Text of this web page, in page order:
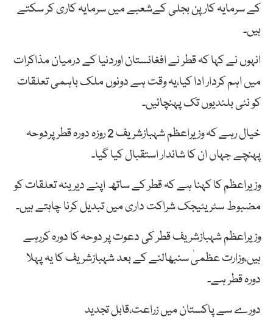
کے سرمایہ کارپن بجلی کےشعبے میں سرمایہ کاری کر سکتے
ہیں۔
انہوں نے کہا کہ قطر نے افغانستان اوردنیا کے درمیان مذاکرات
میں اہم کردار ادا کیا،یہ وقت ہے دونوں ملک باہمی تعلقات
کو نئی بلندیوں تک پہنچائیں۔
خیال رہے کہ وزیراعظم شہبازشریف 2 روزہ دورہ قطر پردوحہ
پہنچے جہاں ان کا شاندار استقبال کیا گیا۔
وزیراعظم کا کہنا ہے کہ قطر کے ساتھ اپنے دیرینہ تعلقات کو
مضبوط سٹریٹیجک شراکت داری میں تبدیل کرنا چاہتے ہیں۔
وزیراعظم شہبازشریف قطر کی دعوت پر دوحہ کا دورہ کررہے
ہیں،وزارت عظمیٰ سنبھالنے کے بعد شہبازشریف کا یہ پہلا
دورہ قطر ہے۔
دورے سے پاکستان میں زراعت،قابل تجدید